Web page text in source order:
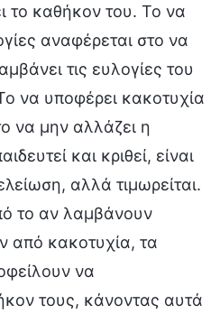
το καθήκον του. Το να
αναφέρεται στο να
τις ευλογίες του
να υποφέρει κακοτυχία
να μην αλλάζει η
και κριθεί, είναι
αλλά τιμωρείται.
το αν λαμβάνουν
από κακοτυχία, τα
να
τους, κάνοντας αυτά